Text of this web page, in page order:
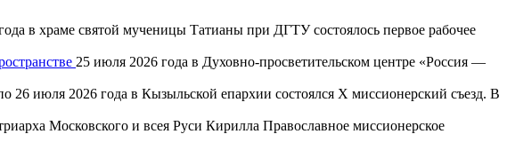
в храме святой мученицы Татианы при ДГТУ состоялось первое рабочее
25 июля 2026 года в Духовно-просветительском центре «Россия —
26 июля 2026 года в Кызыльской епархии состоялся X миссионерский съезд. В
Московского и всея Руси Кирилла Православное миссионерское